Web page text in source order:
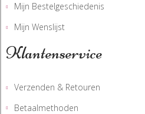
Mijn Bestelgeschiedenis
Mijn Wenslijst
Klantenservice
Verzenden & Retouren
Betaalmethoden